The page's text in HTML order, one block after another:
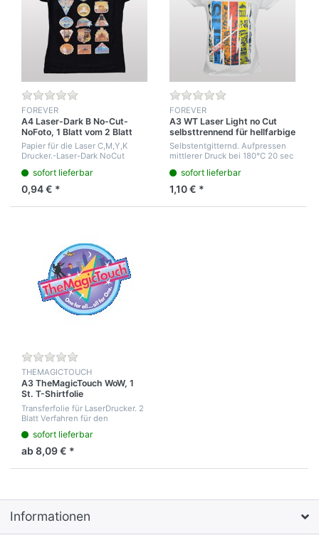
FOREVER
A4 Laser-Dark B No-Cut-
NoFoto, 1 Blatt vom 2 Blatt
C,M,Y,K Druck System
Papier für die Laser C,M,Y,K
Drucker.-Laser-Dark NoCut
von Schriften und Grafiken aus
dem Drucker. Cyan
Rückseitendruck.
sofort lieferbar
0,94 € *
FOREVER
A3 WT Laser Light no Cut
selbsttrennend für hellfarbige
T-Shirt
Selbstentgitternd. Aufpressen
mittlerer Druck bei 180°C 20 sec
Nachpressen maximaler Druck
30sek. Gute Feinwaschfestigkeit
bei 40°C
sofort lieferbar
1,10 € *
THEMAGICTOUCH
A3 TheMagicTouch WoW, 1
St. T-Shirtfolie
selbstentgitternd für dunkle
T-Shirts. Ideal für Logos und
Transferfolie für LaserDrucker. 2
Blatt Verfahren für den
Motiven auf dunkle T-Shirts.
sofort lieferbar
ab 8,09 € *
Informationen